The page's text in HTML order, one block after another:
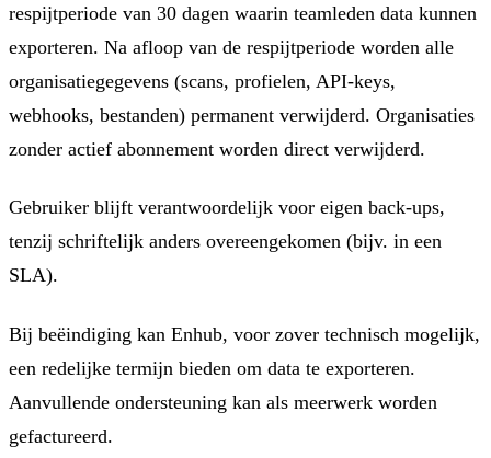
respijtperiode van 30 dagen waarin teamleden data kunnen
exporteren. Na afloop van de respijtperiode worden alle
organisatiegegevens (scans, profielen, API-keys,
webhooks, bestanden) permanent verwijderd. Organisaties
zonder actief abonnement worden direct verwijderd.
Gebruiker blijft verantwoordelijk voor eigen back-ups,
tenzij schriftelijk anders overeengekomen (bijv. in een
SLA).
Bij beëindiging kan Enhub, voor zover technisch mogelijk,
een redelijke termijn bieden om data te exporteren.
Aanvullende ondersteuning kan als meerwerk worden
gefactureerd.